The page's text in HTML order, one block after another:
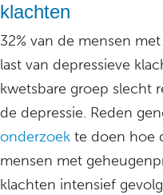
klachten
32% van de mensen
last van depressieve
kwetsbare groep slecht
de depressie. Reden
onderzoek te doen hoe
mensen met
klachten intensief